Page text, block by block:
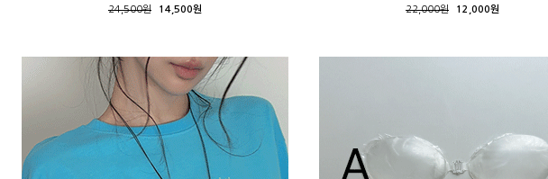
24,500원 14,500원 22,000원 12,000원